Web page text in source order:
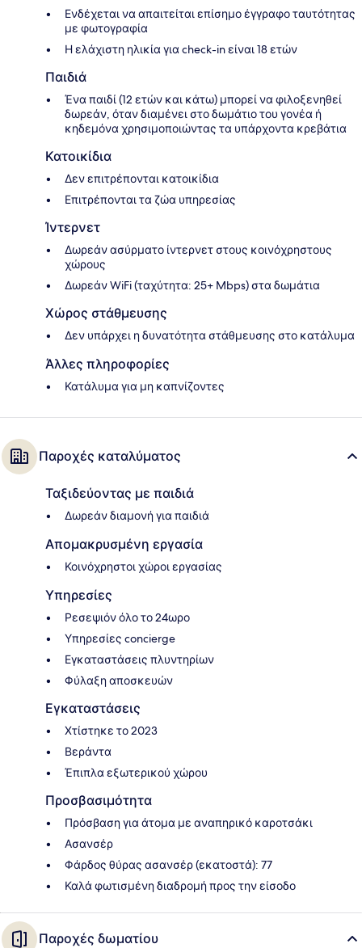
Ενδέχεται να απαιτείται επίσημο έγγραφο ταυτότητας
με φωτογραφία
Η ελάχιστη ηλικία για check-in είναι 18 ετών
Παιδιά
Ένα παιδί (12 ετών και κάτω) μπορεί να φιλοξενηθεί
δωρεάν, όταν διαμένει στο δωμάτιο του γονέα ή
κηδεμόνα χρησιμοποιώντας τα υπάρχοντα κρεβάτια
Κατοικίδια
Δεν επιτρέπονται κατοικίδια
Επιτρέπονται τα ζώα υπηρεσίας
Ίντερνετ
Δωρεάν ασύρματο ίντερνετ στους κοινόχρηστους
χώρους
Δωρεάν WiFi (ταχύτητα: 25+ Mbps) στα δωμάτια
Χώρος στάθμευσης
Δεν υπάρχει η δυνατότητα στάθμευσης στο κατάλυμα
Άλλες πληροφορίες
Κατάλυμα για μη καπνίζοντες
Παροχές καταλύματος
Ταξιδεύοντας με παιδιά
Δωρεάν διαμονή για παιδιά
Απομακρυσμένη εργασία
Κοινόχρηστοι χώροι εργασίας
Υπηρεσίες
Ρεσεψιόν όλο το 24ωρο
Υπηρεσίες concierge
Εγκαταστάσεις πλυντηρίων
Φύλαξη αποσκευών
Εγκαταστάσεις
Χτίστηκε το 2023
Βεράντα
Έπιπλα εξωτερικού χώρου
Προσβασιμότητα
Πρόσβαση για άτομα με αναπηρικό καροτσάκι
Ασανσέρ
Φάρδος θύρας ασανσέρ (εκατοστά): 77
Καλά φωτισμένη διαδρομή προς την είσοδο
Παροχές δωματίου